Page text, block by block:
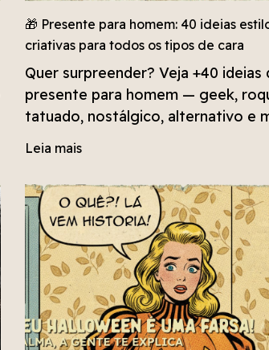
🎁 Presente para homem: 40 ideias
criativas para todos os tipos de cara
Quer surpreender? Veja +40 ideias
presente para homem — geek,
tatuado, nostálgico, alternativo e
mais. Escolha o estilo e acerte em
Leia mais